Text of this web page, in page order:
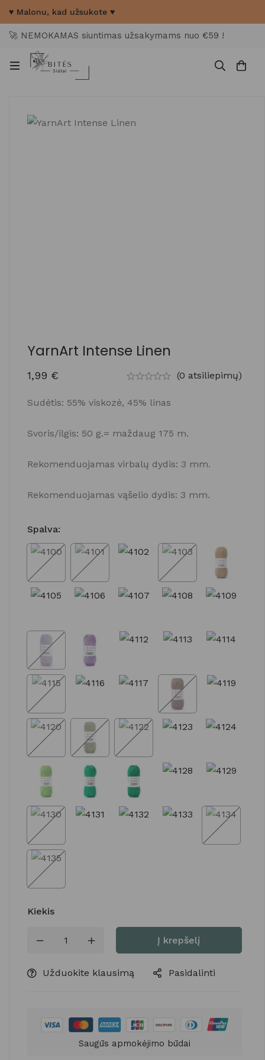
♥ Malonu, kad užsukote ♥
🚀 NEMOKAMAS siuntimas užsakymams nuo €59 !
YarnArt Intense Linen
1,99 € (0 atsiliepimų)
Sudėtis: 55% viskozė, 45% linas
Svoris/ilgis: 50 g.= maždaug 175 m.
Rekomenduojamas virbalų dydis: 3 mm.
Rekomenduojamas vąšelio dydis: 3 mm.
Spalva:
Kiekis
Į krepšelį
Užduokite klausimą Pasidalinti
Saugūs apmokėjimo būdai